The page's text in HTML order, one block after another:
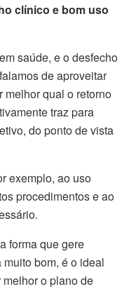
clínico e bom uso
saúde, e o desfecho
de aproveitar
melhor qual o retorno
traz para
do ponto de vista
exemplo, ao uso
procedimentos e ao
forma que gere
bom, é o ideal
o plano de